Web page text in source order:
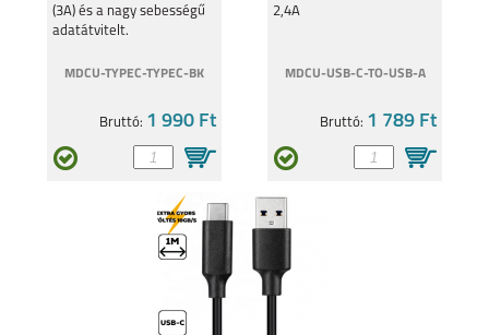
(3A) és a nagy sebességű
adatátvitelt.
MDCU-TYPEC-TYPEC-BK
Bruttó: 1 990 Ft
2,4A
MDCU-USB-C-TO-USB-A
Bruttó: 1 789 Ft